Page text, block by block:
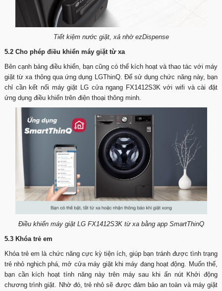
Tiết kiệm nước giặt, xả nhờ ezDispense
5.2 Cho phép điều khiển máy giặt từ xa
Bên cạnh bảng điều khiển, bạn cũng có thể kích hoạt và thao tác với máy
giặt từ xa thông qua ứng dụng LGThinQ. Để sử dụng chức năng này, bạn
chỉ cần kết nối máy giặt LG cửa ngang FX1412S3K với wifi và cài đặt
ứng dụng điều khiển trên điện thoại thông minh.
Điều khiển máy giặt LG FX1412S3K từ xa bằng app SmartThinQ
5.3 Khóa trẻ em
Khóa trẻ em là chức năng cực kỳ tiện ích, giúp bạn tránh được tình trạng
trẻ nhỏ nghịch phá, mở cửa máy giặt khi máy đang hoạt động. Muốn thế,
bạn cần kích hoạt tính năng này trên máy sau khi ấn nút Khởi động
chương trình giặt. Nhờ đó, trẻ nhỏ sẽ được đảm bảo an toàn và máy giặt